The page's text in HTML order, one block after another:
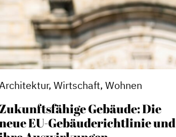
Wirtschaft, Wohnen
Zukunftsfähige Gebäude: Die
EU-Gebäuderichtlinie und